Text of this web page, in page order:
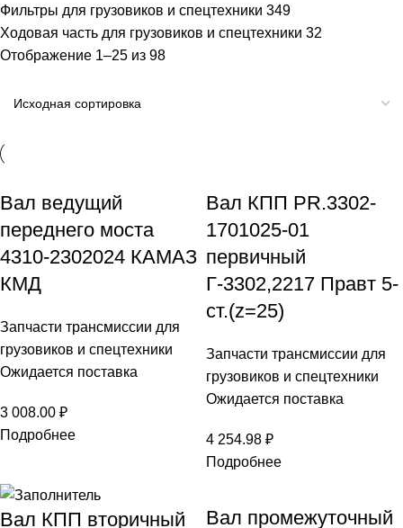
Фильтры для грузовиков и спецтехники 349
Ходовая часть для грузовиков и спецтехники 32
Отображение 1–25 из 98
Вал ведущий
переднего моста
4310-2302024 КАМАЗ
КМД
Запчасти трансмиссии для
грузовиков и спецтехники
Ожидается поставка
3 008.00 ₽
Подробнее
Вал КПП PR.3302-
1701025-01
первичный
Г-3302,2217 Правт 5-
ст.(z=25)
Запчасти трансмиссии для
грузовиков и спецтехники
Ожидается поставка
4 254.98 ₽
Подробнее
Вал КПП вторичный Вал промежуточный